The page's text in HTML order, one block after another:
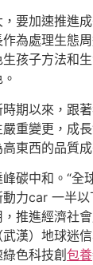
要加速推進
為處理生態
孩子方法和
期以來，跟
重變更，成長
東西的品質
碳中和。“全
力car 一半
推進經濟社
漢）地球迷
色科技創 包養